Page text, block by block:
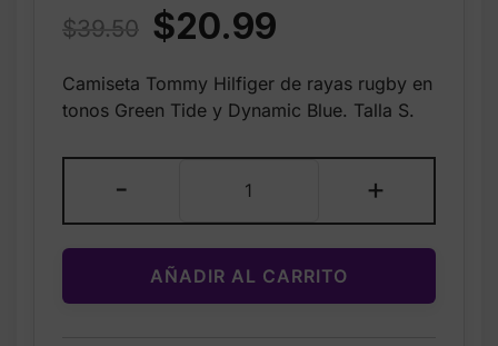
$39.50 Original
was:
$20.99
is:
Camiseta Tommy Hilfiger de rayas rugby en
tonos Green Tide y Dynamic Blue. Talla S.
-
Hilfiger
Rugby
Stripe
Crewneck
T‑Shirt
+
AÑADIR AL CARRITO